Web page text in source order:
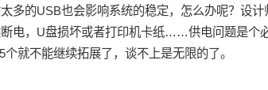
多的USB也会影响系统的稳定，怎么办呢？设
电，U盘损坏或者打印机卡纸……供电问题是个
就不能继续拓展了，谈不上是无限的了。